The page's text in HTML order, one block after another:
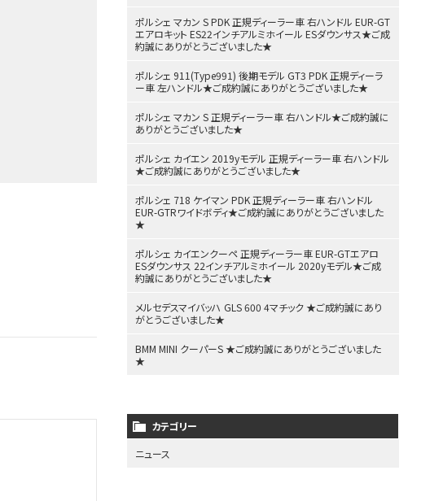
ポルシェ マカン S PDK 正規ディーラー車 右ハンドル EUR-GT
エアロキット ES22インチアルミホイール ESダウンサス★ご成
約誠にありがとうございました★
ポルシェ 911(Type991) 後期モデル GT3 PDK 正規ディーラ
ー車 左ハンドル★ご成約誠にありがとうございました★
ポルシェ マカン S 正規ディーラー車 右ハンドル★ご成約誠に
ありがとうございました★
ポルシェ カイエン 2019yモデル 正規ディーラー車 右ハンドル
★ご成約誠にありがとうございました★
ポルシェ 718 ケイマン PDK 正規ディーラー車 右ハンドル
EUR-GTRワイドボディ★ご成約誠にありがとうございました
★
ポルシェ カイエンクーペ 正規ディーラー車 EUR-GTエアロ
ESダウンサス 22インチアルミホイール 2020yモデル★ご成
約誠にありがとうございました★
メルセデスマイバッハ GLS 600 4マチック ★ご成約誠にあり
がとうございました★
BMM MINI クーパーS ★ご成約誠にありがとうございました
★
カテゴリー
ニュース